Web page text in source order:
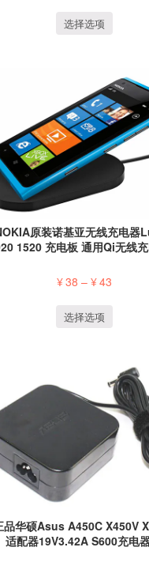
选择选项
原装诺基亚无线充电器
1520 充电板 通用Qi无线
¥38 – ¥43
选择选项
品华硕Asus A450C X450V
适配器19V3.42A S600充电